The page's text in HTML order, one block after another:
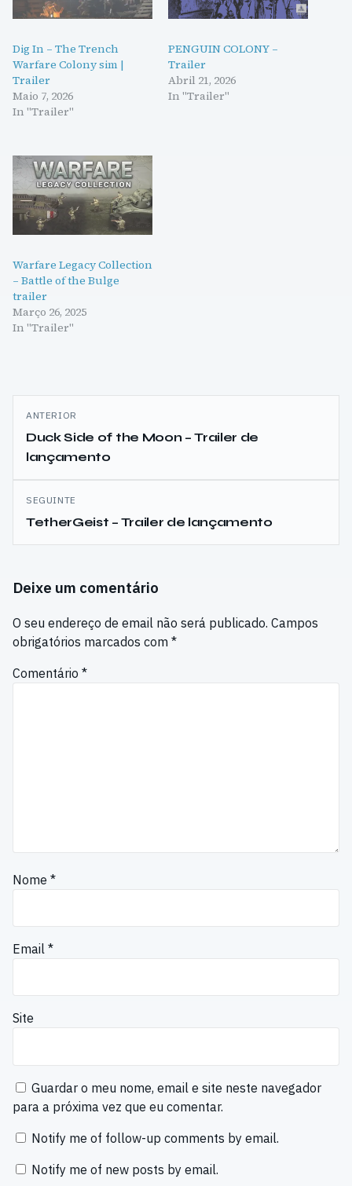
Dig In – The Trench
Warfare Colony sim |
Trailer
Maio 7, 2026
In "Trailer"
PENGUIN COLONY –
Trailer
Abril 21, 2026
In "Trailer"
Warfare Legacy Collection
– Battle of the Bulge
trailer
Março 26, 2025
In "Trailer"
Navegação
de
artigos
ANTERIOR
Duck Side of the Moon – Trailer de
lançamento
SEGUINTE
TetherGeist – Trailer de lançamento
Deixe um comentário
O seu endereço de email não será publicado. Campos
obrigatórios marcados com *
Comentário *
Nome *
Email *
Site
Guardar o meu nome, email e site neste navegador
para a próxima vez que eu comentar.
Notify me of follow-up comments by email.
Notify me of new posts by email.